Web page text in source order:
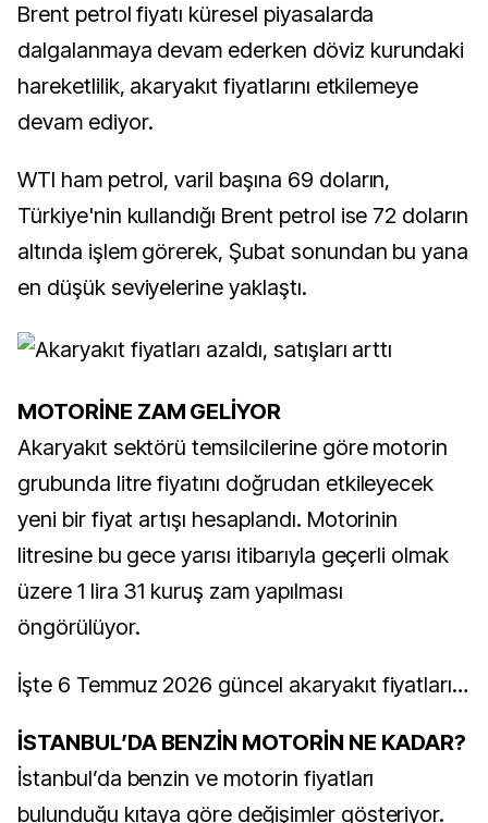
Brent petrol fiyatı küresel piyasalarda
dalgalanmaya devam ederken döviz kurundaki
hareketlilik, akaryakıt fiyatlarını etkilemeye
devam ediyor.
WTI ham petrol, varil başına 69 doların,
Türkiye'nin kullandığı Brent petrol ise 72 doların
altında işlem görerek, Şubat sonundan bu yana
en düşük seviyelerine yaklaştı.
MOTORİNE ZAM GELİYOR
Akaryakıt sektörü temsilcilerine göre motorin
grubunda litre fiyatını doğrudan etkileyecek
yeni bir fiyat artışı hesaplandı. Motorinin
litresine bu gece yarısı itibarıyla geçerli olmak
üzere 1 lira 31 kuruş zam yapılması
öngörülüyor.
İşte 6 Temmuz 2026 güncel akaryakıt fiyatları…
İSTANBUL’DA BENZİN MOTORİN NE KADAR?
İstanbul’da benzin ve motorin fiyatları
bulunduğu kıtaya göre değişimler gösteriyor.